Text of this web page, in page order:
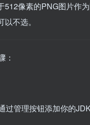
512像素的PNG图片作
不选。
：
过管理按钮添加你的JDK